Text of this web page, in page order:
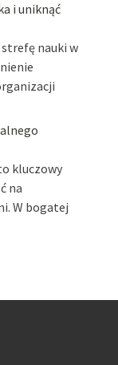
i uniknąć
nauki w
kluczowy
na
W bogatej